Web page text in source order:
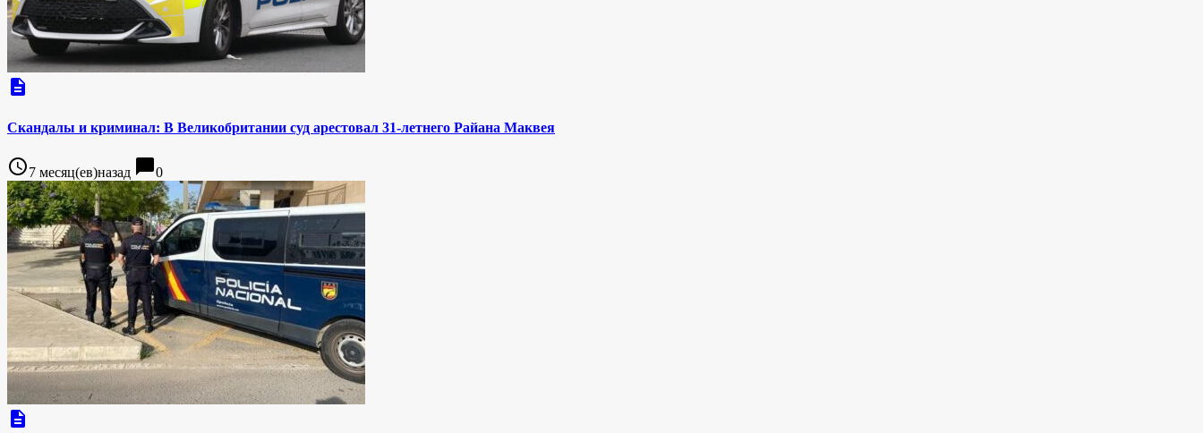
description
Скандалы и криминал: В Великобритании суд арестовал 31-летнего Райана Маквея
access_time7 месяц(ев)назад chat_bubble0
description